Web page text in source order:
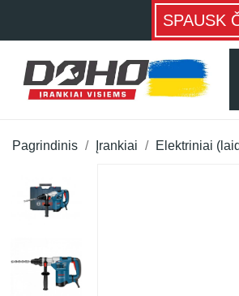
SPAUSK
Pagrindinis Įrankiai Elektriniai